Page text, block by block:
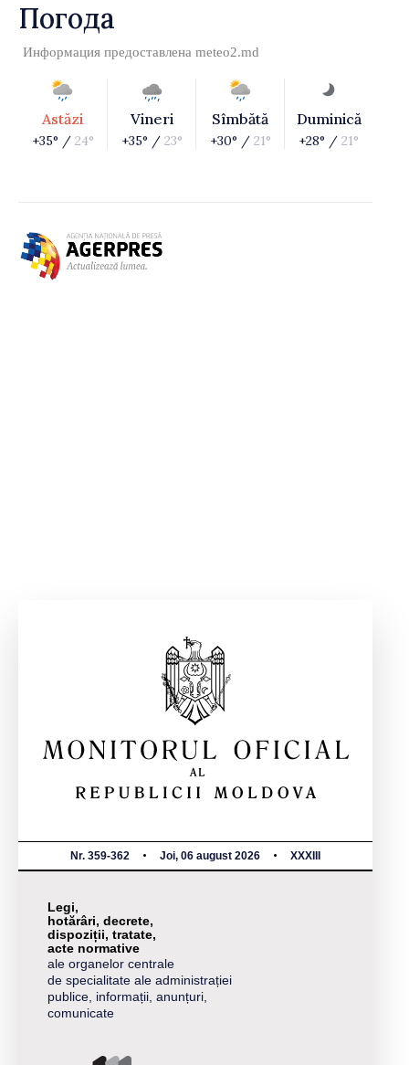
Погода
Информация предоставлена meteo2.md
Astăzi
+35° / 24°
Vineri
+35° / 23°
Sîmbătă
+30° / 21°
Duminică
+28° / 21°
Nr. 359-362 Joi, 06 august 2026 XXXIII
Legi,
hotărâri, decrete,
dispoziții, tratate,
acte normative
ale organelor centrale
de specialitate ale administrației
publice, informații, anunțuri,
comunicate